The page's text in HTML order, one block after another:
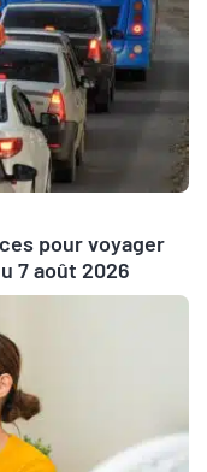
pour voyager
7 août 2026